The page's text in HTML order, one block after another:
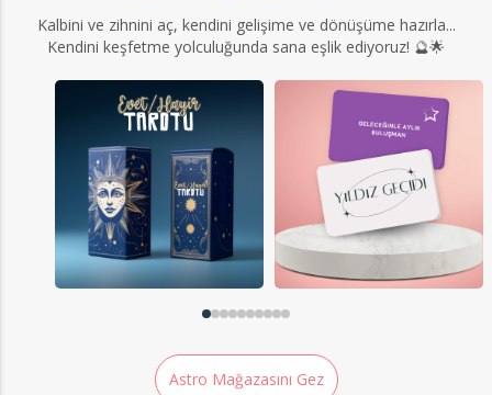
Kalbini ve zihnini aç, kendini gelişime ve dönüşüme hazırla...
Kendini keşfetme yolculuğunda sana eşlik ediyoruz! 🔮🌟
Astro Mağazasını Gez